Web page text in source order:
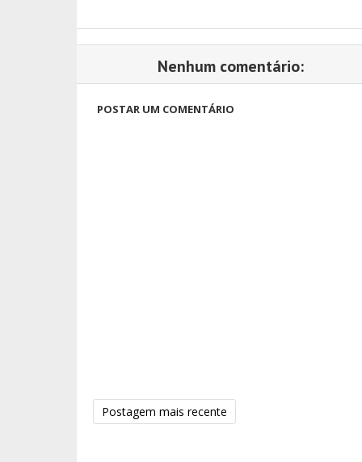
Nenhum comentário:
POSTAR UM COMENTÁRIO
Postagem mais recente